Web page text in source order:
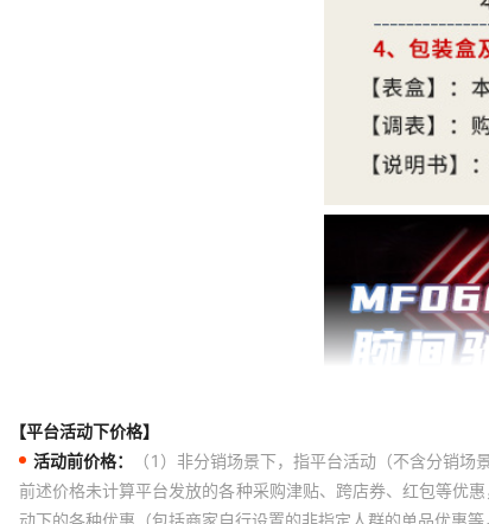
【平台活动下价格】
活动前价格：
（1）非分销场景下，指平台活动（不含分销
前述价格未计算平台发放的各种采购津贴、跨店券、红包等优
动下的各种优惠（包括商家自行设置的非指定人群的单品优惠